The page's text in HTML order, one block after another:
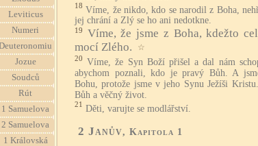
Leviticus
Numeri
Jozue
Soudců
Rút
1 Samuelova
2 Samuelova
1 Královská
18 Víme, že nikdo, kdo se narodil z Boha,
jej chrání a Zlý se ho ani nedotkne.
19
Víme, že jsme z Boha, kdežto
mocí Zlého.
☆
20
Víme, že Syn Boží přišel a dal nám
abychom poznali, kdo je pravý Bůh. A
Bohu, protože jsme v jeho Synu Ježíši
Bůh a věčný život.
21 Děti, varujte se modlářství.
2 Janův, Kapitola 1